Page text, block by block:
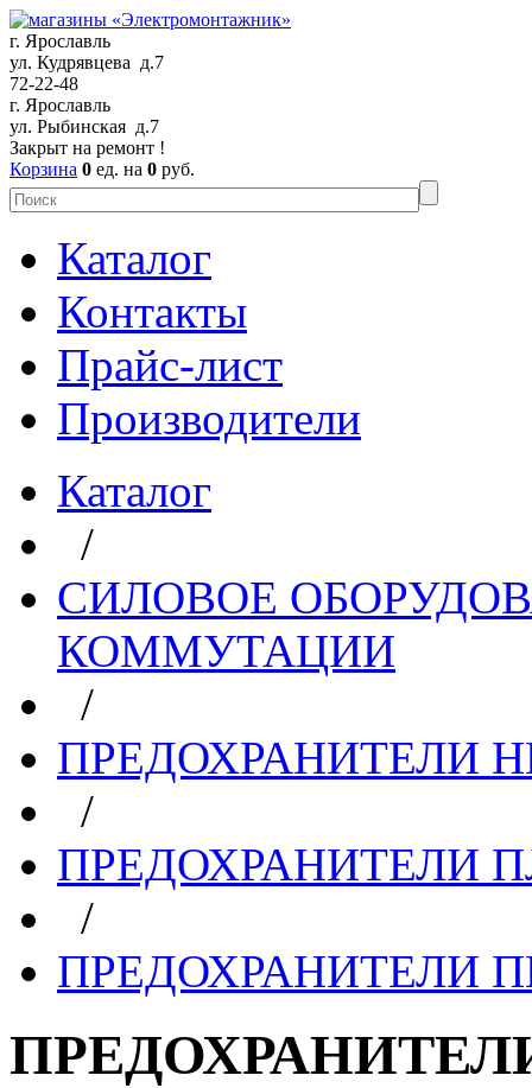
г. Ярославль
ул. Кудрявцева д.7
72-22-48
г. Ярославль
ул. Рыбинская д.7
Закрыт на ремонт !
Корзина 0 ед. на 0 руб.
Каталог
Контакты
Прайс-лист
Производители
Каталог
/
СИЛОВОЕ
КОММУТАЦИИ
/
ПРЕДОХРАНИТЕЛИ
/
ПРЕДОХРАНИТЕЛИ
/
ПРЕДОХРАНИТЕЛИ